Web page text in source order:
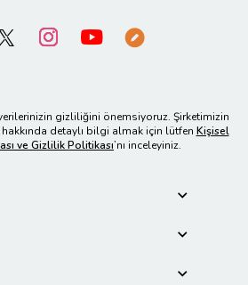
askı aparatları,
birinci kalite
Baskı öncesi
tarafından özenli
edilmektedir.
kaliteli
gizliliğini önemsiyoruz. Şirketimizin
detaylı bilgi almak için lütfen Kişisel
ve Gizlilik Politikası’nı inceleyiniz.